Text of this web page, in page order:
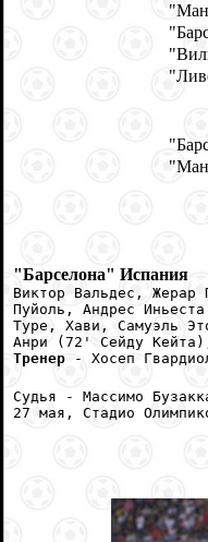
"Барселона" Испания
Виктор Вальдес, Жерар
Пуйоль, Андрес
Туре, Хави, Самуэль
Анри (72' Сейду
Тренер - Хосеп
Судья - Массимо
27 мая, Стадио